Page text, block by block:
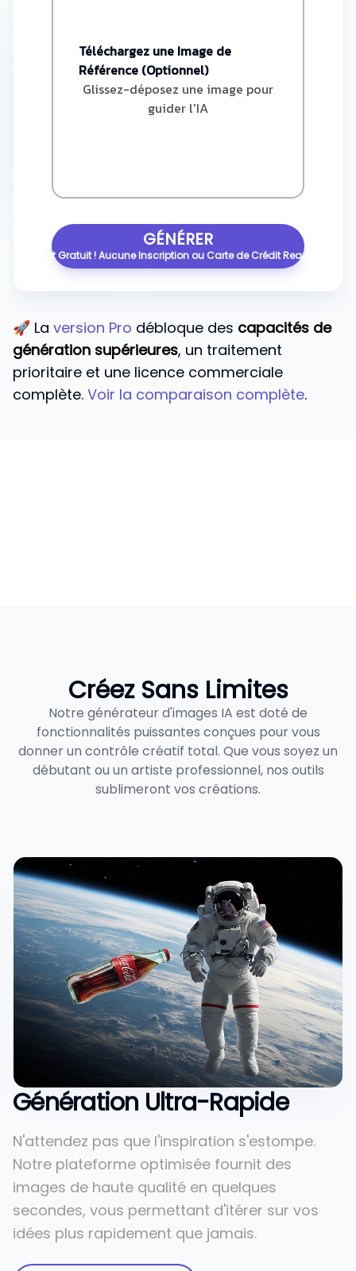
Téléchargez une Image de
Référence (Optionnel)
Glissez-déposez une image pour
guider l'IA
GÉNÉRER
C'est Gratuit ! Aucune Inscription ou Carte de Crédit Requise.
🚀 La version Pro débloque des capacités de
génération supérieures, un traitement
prioritaire et une licence commerciale
complète. Voir la comparaison complète.
Créez Sans Limites
Notre générateur d'images IA est doté de
fonctionnalités puissantes conçues pour vous
donner un contrôle créatif total. Que vous soyez un
débutant ou un artiste professionnel, nos outils
sublimeront vos créations.
Génération Ultra-Rapide
N'attendez pas que l'inspiration s'estompe.
Notre plateforme optimisée fournit des
images de haute qualité en quelques
secondes, vous permettant d'itérer sur vos
idées plus rapidement que jamais.